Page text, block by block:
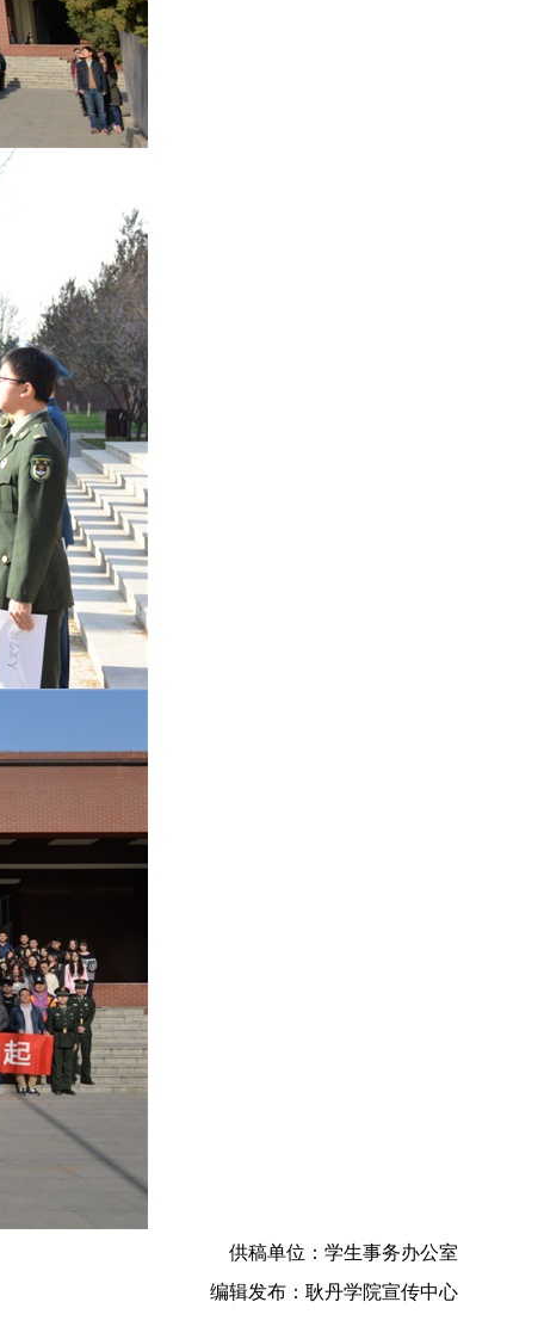
供稿单位：学生事务办公室
编辑发布：耿丹学院宣传中心